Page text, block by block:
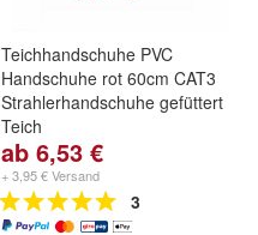
Teichhandschuhe PVC
Handschuhe rot 60cm CAT3
Strahlerhandschuhe gefüttert
Teich
ab 6,53 €
+ 3,95 € Versand
3